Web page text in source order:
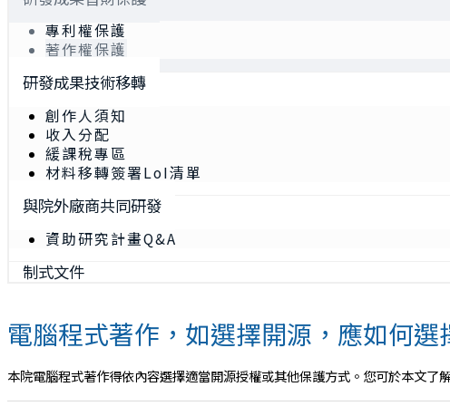
專利權保護
著作權保護
研發成果技術移轉
創作人須知
收入分配
緩課稅專區
材料移轉簽署LoI清單
與院外廠商共同研發
資助研究計畫Q&A
制式文件
電腦程式著作，如選擇開源，應如何選
本院電腦程式著作得依內容選擇適當開源授權或其他保護方式。您可於本文了